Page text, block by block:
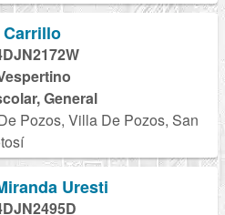
General
Pozos, Villa De Pozos, San
Uresti